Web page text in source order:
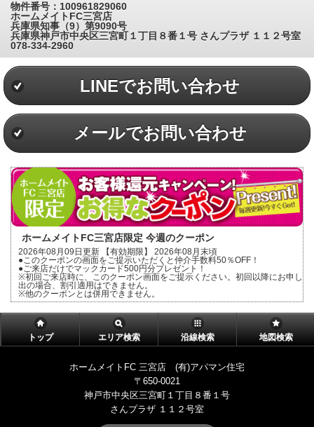
物件番号：100961829060
ホームメイトFC三宮店
兵庫県知事（9）第9090号
兵庫県神戸市中央区三宮町１丁目８番１号 さんプラザ １１２号室
078-334-2960
LINEでお問い合わせ
メールでお問い合わせ
ホームメイトFC三宮店限定 今週のクーポン
2026年08月09日更新 【有効期限】 2026年08月末頃
●このクーポンの画面をご提示いただくと仲介手数料50％OFF！
●ご来店だけでマックカード500円分プレゼント！
※初回ご来店時に、このクーポン画面をご提示ください。初回以降にお申し
出の場合、割引適用はできません。
※他のクーポンとは併用できません。
トップ エリア検索 沿線検索 地図検索
ホームメイトFC 三宮店 (有)アパマン住宅
〒650-0021
神戸市中央区三宮町１丁目８番１号
さんプラザ １１２号室